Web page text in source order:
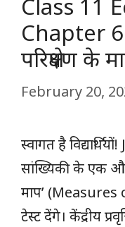
Class 11
Chapter
परिक्षेपण के
February 20,
स्वागत है
सांख्यिकी के एक
माप’
टेस्ट देंगे। केंद्रीय